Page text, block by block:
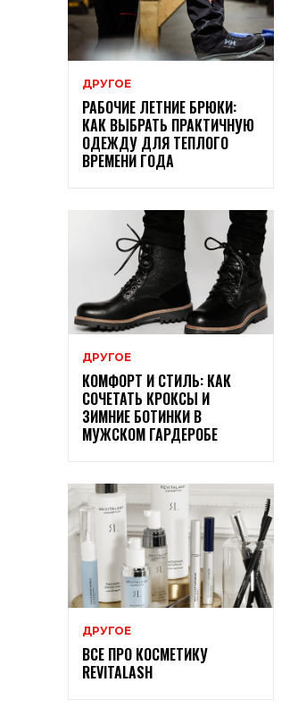
ДРУГОЕ
РАБОЧИЕ ЛЕТНИЕ БРЮКИ:
КАК ВЫБРАТЬ ПРАКТИЧНУЮ
ОДЕЖДУ ДЛЯ ТЕПЛОГО
ВРЕМЕНИ ГОДА
ДРУГОЕ
КОМФОРТ И СТИЛЬ: КАК
СОЧЕТАТЬ КРОКСЫ И
ЗИМНИЕ БОТИНКИ В
МУЖСКОМ ГАРДЕРОБЕ
ДРУГОЕ
ВСЕ ПРО КОСМЕТИКУ
REVITALASH